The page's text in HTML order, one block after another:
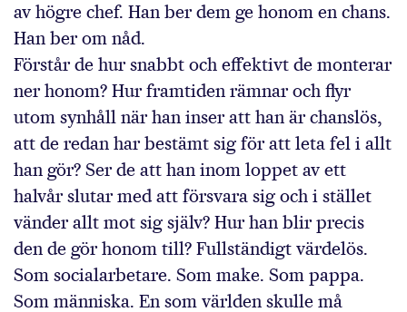
av högre chef. Han ber dem ge honom en chans.
Han ber om nåd.
Förstår de hur snabbt och effektivt de monterar
ner honom? Hur framtiden rämnar och flyr
utom synhåll när han inser att han är chanslös,
att de redan har bestämt sig för att leta fel i allt
han gör? Ser de att han inom loppet av ett
halvår slutar med att försvara sig och i stället
vänder allt mot sig själv? Hur han blir precis
den de gör honom till? Fullständigt värdelös.
Som socialarbetare. Som make. Som pappa.
Som människa. En som världen skulle må